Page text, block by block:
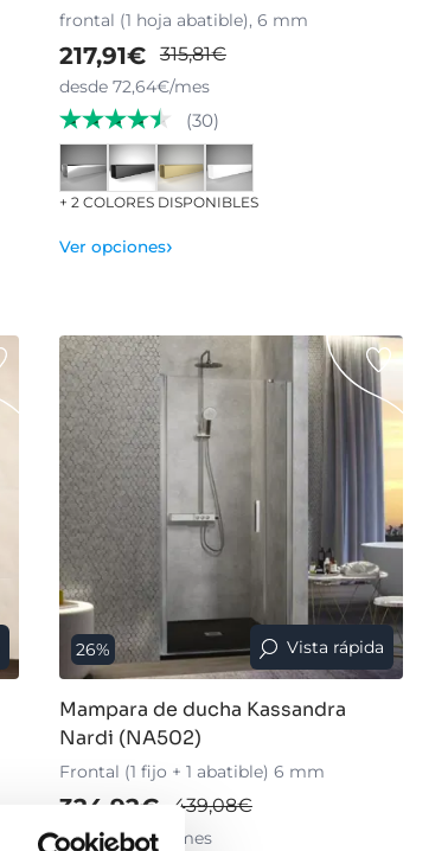
frontal (1 hoja abatible), 6 mm
217,91€ 315,81€
desde 72,64€/mes
(30)
+ 2 COLORES DISPONIBLES
Ver opciones›
26% Vista rápida
Mampara de ducha Kassandra
Nardi (NA502)
Frontal (1 fijo + 1 abatible) 6 mm
324,92€ 439,08€
desde 108,31€/mes